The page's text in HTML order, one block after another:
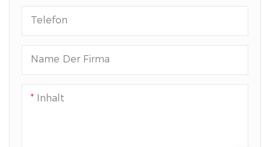
Telefon
Name Der Firma
Inhalt